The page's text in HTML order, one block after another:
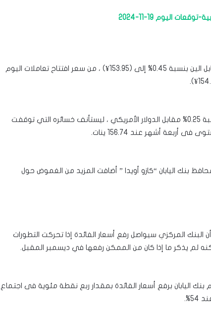
اليوم 19-11-2024
•سعر صرف الين الياباني اليوم :تراجع الدولار مقابل الين بنسبة 0.45% إلى (153.95¥) ، من سعر افتتاح تعاملات اليوم
•أنهي الين الياباني تعاملات الاثنين منخفضًا بنسبة 0.25% مقابل الدولار الأمريكي ، ليستأنف خسائره التي توقفت
أشهر عند 156.74 ينات.
بنك اليابان “كازو أويدا ” أضافت المزيد من الغموض حول
أن البنك المركزي سيواصل رفع أسعار الفائدة إذا تحركت التطورات
لم يذكر ما إذا كان من الممكن رفعها في ديسمبر المقبل.
اليابان برفع أسعار الفائدة بمقدار ربع نقطة مئوية فى اجتماع